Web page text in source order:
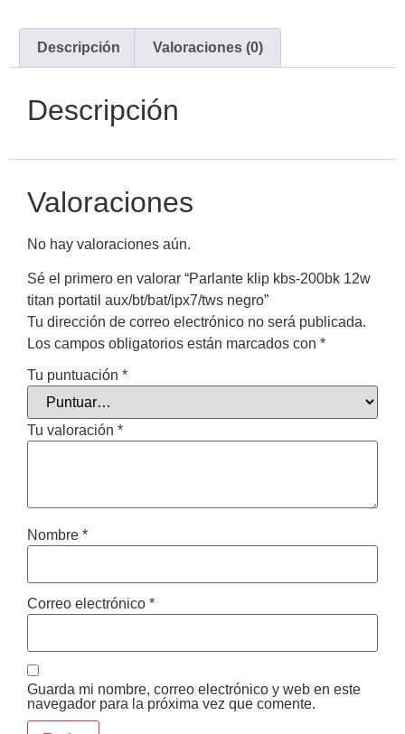
Descripción Valoraciones (0)
Descripción
Valoraciones
No hay valoraciones aún.
Sé el primero en valorar “Parlante klip kbs-200bk 12w
titan portatil aux/bt/bat/ipx7/tws negro”
Tu dirección de correo electrónico no será publicada.
Los campos obligatorios están marcados con *
Tu puntuación *
Tu valoración *
Nombre *
Correo electrónico *
Guarda mi nombre, correo electrónico y web en este
navegador para la próxima vez que comente.